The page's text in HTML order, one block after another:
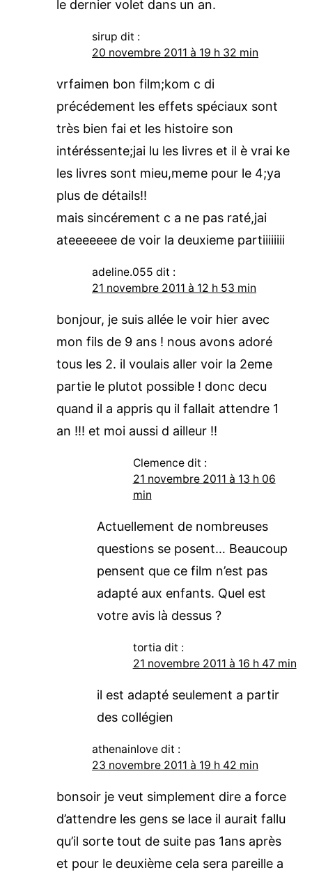
le dernier volet dans un an.
sirup dit :
20 novembre 2011 à 19 h 32 min
vrfaimen bon film;kom c di
précédement les effets spéciaux sont
très bien fai et les histoire son
intéréssente;jai lu les livres et il è vrai ke
les livres sont mieu,meme pour le 4;ya
plus de détails!!
mais sincérement c a ne pas raté,jai
ateeeeeee de voir la deuxieme partiiiiiiii
adeline.055 dit :
21 novembre 2011 à 12 h 53 min
bonjour, je suis allée le voir hier avec
mon fils de 9 ans ! nous avons adoré
tous les 2. il voulais aller voir la 2eme
partie le plutot possible ! donc decu
quand il a appris qu il fallait attendre 1
an !!! et moi aussi d ailleur !!
Clemence dit :
21 novembre 2011 à 13 h 06
min
Actuellement de nombreuses
questions se posent… Beaucoup
pensent que ce film n’est pas
adapté aux enfants. Quel est
votre avis là dessus ?
tortia dit :
21 novembre 2011 à 16 h 47 min
il est adapté seulement a partir
des collégien
athenainlove dit :
23 novembre 2011 à 19 h 42 min
bonsoir je veut simplement dire a force
d’attendre les gens se lace il aurait fallu
qu’il sorte tout de suite pas 1ans après
et pour le deuxième cela sera pareille a